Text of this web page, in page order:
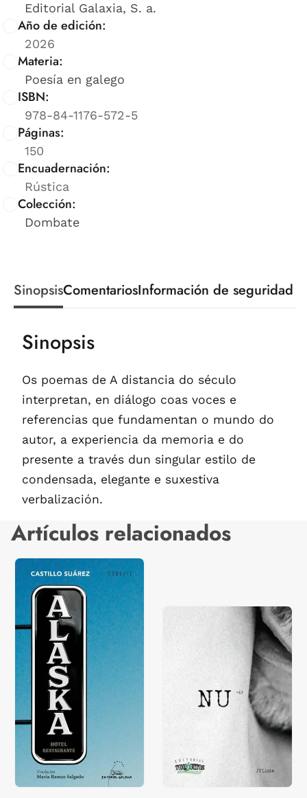
Editorial Galaxia, S. a.
Año de edición:
2026
Materia:
Poesía en galego
ISBN:
978-84-1176-572-5
Páginas:
150
Encuadernación:
Rústica
Colección:
Dombate
SinopsisComentariosInformación de seguridad
Sinopsis
Os poemas de A distancia do século
interpretan, en diálogo coas voces e
referencias que fundamentan o mundo do
autor, a experiencia da memoria e do
presente a través dun singular estilo de
condensada, elegante e suxestiva
verbalización.
Artículos relacionados